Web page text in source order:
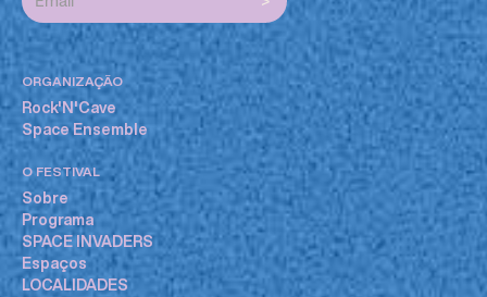
ORGANIZAÇÃO
Rock'N'Cave
Space Ensemble
O FESTIVAL
Sobre
Programa
SPACE INVADERS
Espaços
LOCALIDADES